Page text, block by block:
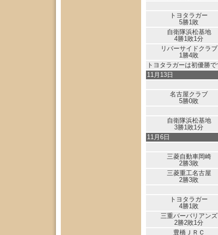
トヨタラガー
5勝1敗
自衛隊浜松基地
4勝1敗1分
リバーサイドクラブ
1勝4敗
トヨタラガーは初優勝
11月13日
名古屋クラブ
5勝0敗
自衛隊浜松基地
3勝1敗1分
11月6日
三菱自動車岡崎
2勝3敗
三菱重工名古屋
2勝3敗
トヨタラガー
4勝1敗
三重バーバリアンズ
2勝2敗1分
豊橋ＪＲＣ